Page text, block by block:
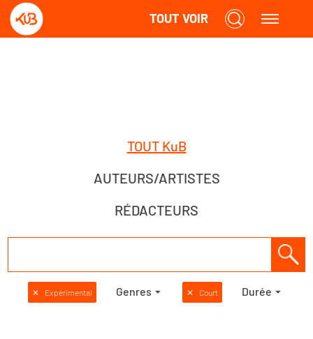
TOUT VOIR
TOUT KuB
AUTEURS/ARTISTES
RÉDACTEURS
✕ Expérimental Genres ✕ Court Durée